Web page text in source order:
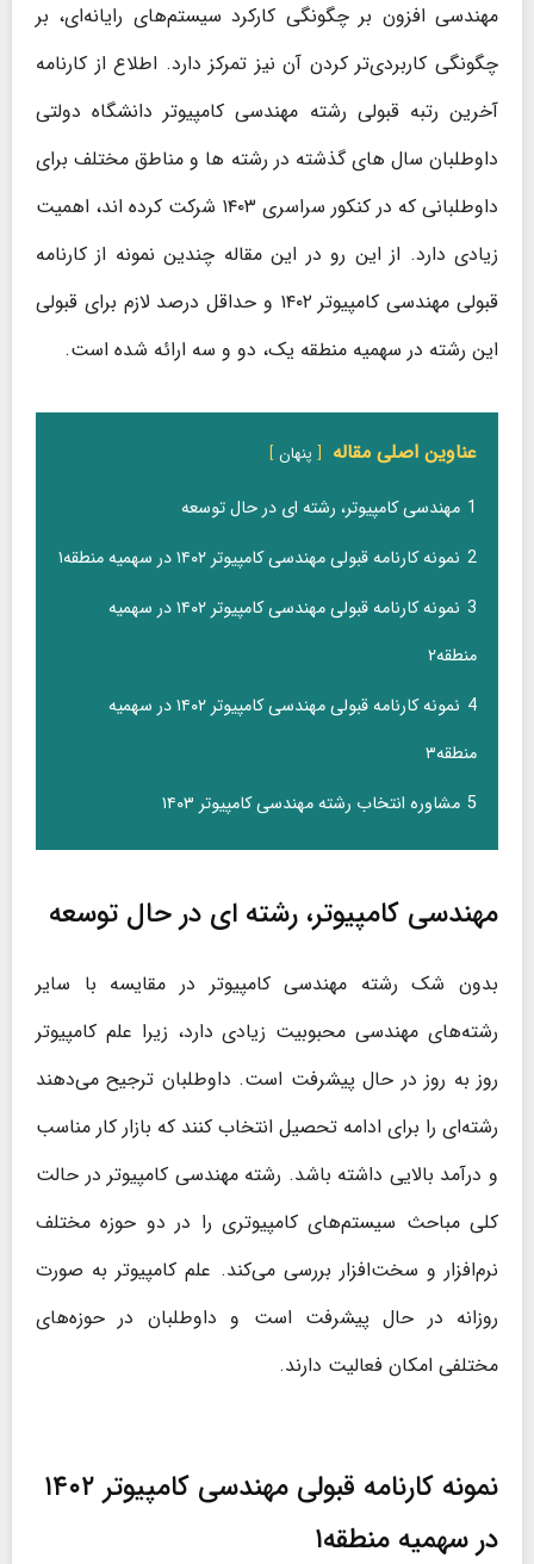
مهندسی افزون بر چگونگی کارکرد سیستم‌های رایانه‌ای، بر
چگونگی کاربردی‌تر کردن آن نیز تمرکز دارد. اطلاع از کارنامه
آخرین رتبه قبولی رشته مهندسی کامپیوتر دانشگاه دولتی
داوطلبان سال های گذشته در رشته ها و مناطق مختلف برای
داوطلبانی که در کنکور سراسری ۱۴۰۳ شرکت کرده اند، اهمیت
زیادی دارد. از این رو در این مقاله چندین نمونه از کارنامه
قبولی مهندسی کامپیوتر ۱۴۰۲ و حداقل درصد لازم برای قبولی
این رشته در سهمیه منطقه یک، دو و سه ارائه شده است.
عناوین اصلی مقاله پنهان
1 مهندسی کامپیوتر، رشته ای در حال توسعه
2 نمونه کارنامه قبولی مهندسی کامپیوتر ۱۴۰۲ در سهمیه منطقه۱
3
نمونه کارنامه قبولی مهندسی کامپیوتر ۱۴۰۲ در سهمیه
منطقه۲
4
نمونه کارنامه قبولی مهندسی کامپیوتر ۱۴۰۲ در سهمیه
منطقه۳
5 مشاوره انتخاب رشته مهندسی کامپیوتر ۱۴۰۳
مهندسی کامپیوتر، رشته ای در حال توسعه
بدون شک رشته مهندسی کامپیوتر در مقایسه با سایر
رشته‌های مهندسی محبوبیت زیادی دارد، زیرا علم کامپیوتر
روز به روز در حال پیشرفت است. داوطلبان ترجیح می‌دهند
رشته‌ای را برای ادامه تحصیل انتخاب کنند که بازار کار مناسب
و درآمد بالایی داشته باشد. رشته مهندسی کامپیوتر در حالت
کلی مباحث سیستم‌های کامپیوتری را در دو حوزه مختلف
نرم‌افزار و سخت‌افزار بررسی می‌کند. علم کامپیوتر به صورت
روزانه در حال پیشرفت است و داوطلبان در حوزه‌های
مختلفی امکان فعالیت دارند.
نمونه کارنامه قبولی مهندسی کامپیوتر ۱۴۰۲
در سهمیه منطقه۱